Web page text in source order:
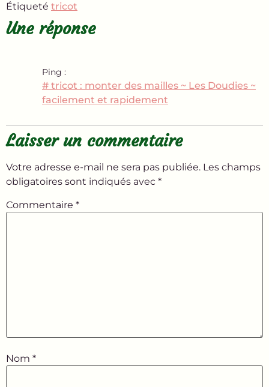
Étiqueté tricot
Une réponse
Ping :
# tricot : monter des mailles ~ Les Doudies ~
facilement et rapidement
Laisser un commentaire
Votre adresse e-mail ne sera pas publiée. Les champs
obligatoires sont indiqués avec *
Commentaire *
Nom *